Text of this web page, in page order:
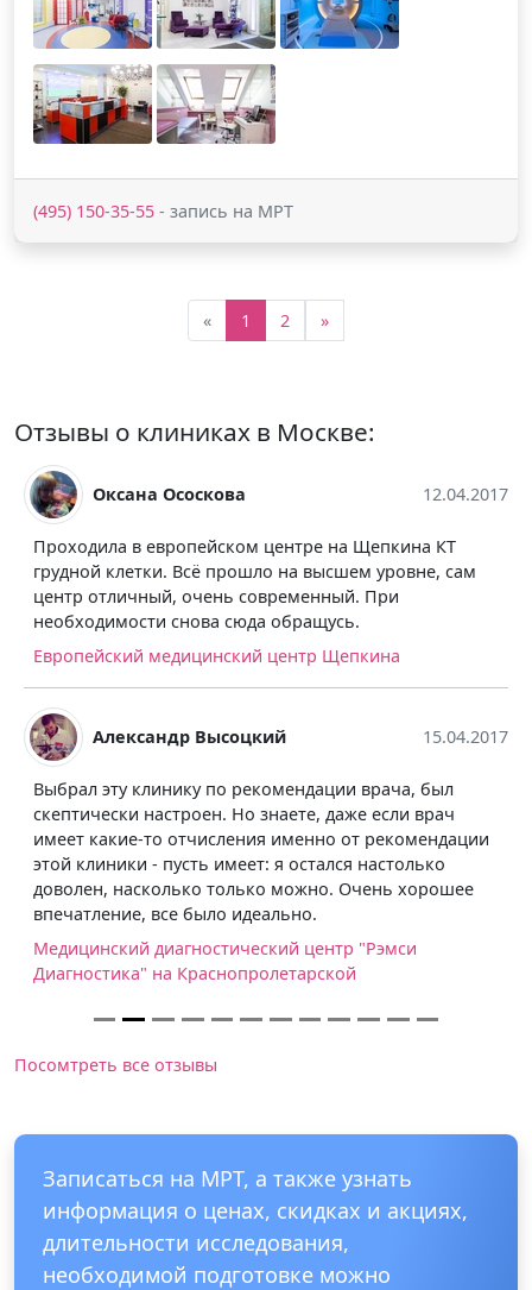
(495) 150-35-55 - запись на МРТ
« 1 2 »
Отзывы о клиниках в Москве:
Оксана Ососкова 12.04.2017
Проходила в европейском центре на Щепкина КТ
грудной клетки. Всё прошло на высшем уровне, сам
центр отличный, очень современный. При
необходимости снова сюда обращусь.
Европейский медицинский центр Щепкина
Александр Высоцкий 15.04.2017
Выбрал эту клинику по рекомендации врача, был
скептически настроен. Но знаете, даже если врач
имеет какие-то отчисления именно от рекомендации
этой клиники - пусть имеет: я остался настолько
доволен, насколько только можно. Очень хорошее
впечатление, все было идеально.
Медицинский диагностический центр "Рэмси
Диагностика" на Краснопролетарской
Посомтреть все отзывы
Записаться на МРТ, а также узнать
информация о ценах, скидках и акциях,
длительности исследования,
необходимой подготовке можно